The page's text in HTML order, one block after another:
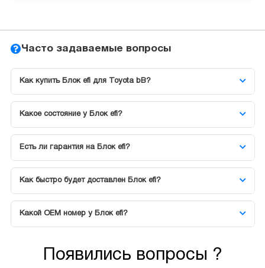
Часто задаваемые вопросы
Как купить Блок efi для Toyota bB?
Какое состояние у Блок efi?
Есть ли гарантия на Блок efi?
Как быстро будет доставлен Блок efi?
Какой OEM номер у Блок efi?
Появились вопросы ?